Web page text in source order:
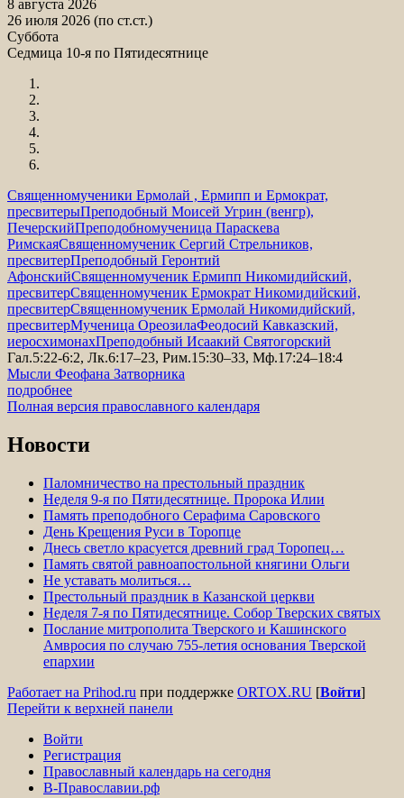
8 августа 2026
26 июля 2026 (по ст.ст.)
Суббота
Седмица 10-я по Пятидесятнице
Священномученики Ермолай , Ермипп и Ермократ,
пресвитерыПреподобный Моисей Угрин (венгр),
ПечерскийПреподобномученица Параскева
РимскаяСвященномученик Сергий Стрельников,
пресвитерПреподобный Геронтий
АфонскийСвященномученик Ермипп Никомидийский,
пресвитерСвященномученик Ермократ Никомидийский,
пресвитерСвященномученик Ермолай Никомидийский,
пресвитерМученица ОреозилаФеодосий Кавказский,
иеросхимонахПреподобный Исаакий Святогорский
Гал.5:22-6:2, Лк.6:17–23, Рим.15:30–33, Мф.17:24–18:4
Мысли Феофана Затворника
подробнее
Полная версия православного календаря
Новости
Паломничество на престольный праздник
Неделя 9-я по Пятидесятнице. Пророка Илии
Память преподобного Серафима Саровского
День Крещения Руси в Торопце
Днесь светло красуется древний град Торопец…
Память святой равноапостольной княгини Ольги
Не уставать молиться…
Престольный праздник в Казанской церкви
Неделя 7-я по Пятидесятнице. Собор Тверских святых
Послание митрополита Тверского и Кашинского
Амвросия по случаю 755-летия основания Тверской
епархии
Работает на Prihod.ru при поддержке ORTOX.RU [Войти]
Перейти к верхней панели
Войти
Регистрация
Православный календарь на сегодня
В-Православии.рф